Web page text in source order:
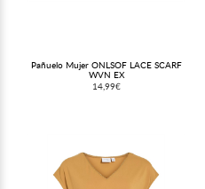
Pañuelo Mujer ONLSOF LACE SCARF
WVN EX
14,99€